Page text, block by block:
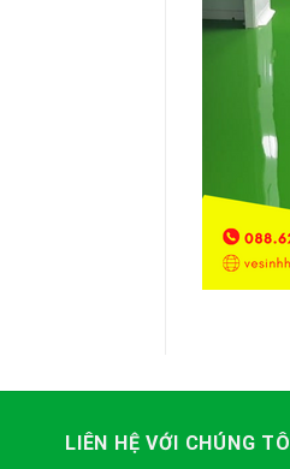
LIÊN HỆ VỚI CHÚNG TÔI